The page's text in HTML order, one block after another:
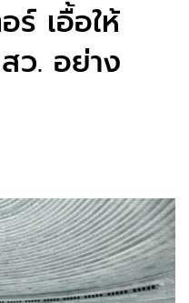
ร์ เอื้อให้
ว. อย่าง